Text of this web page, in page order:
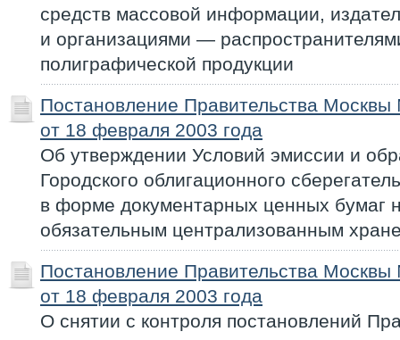
средств массовой информации,
и организациями —
полиграфической продукции
Постановление Правительства
от 18 февраля 2003 года
Об утверждении Условий эмиссии и
Городского облигационного
в форме документарных ценных бумаг
обязательным централизованным
Постановление Правительства
от 18 февраля 2003 года
О снятии с контроля постановлений